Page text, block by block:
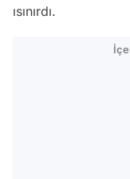
ısınırdı.